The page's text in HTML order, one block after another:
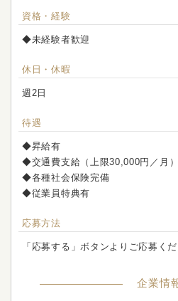
資格・経験
◆未経験者歓迎
休日・休暇
週2日
待遇
◆昇給有
◆交通費支給（上限30,000円／月）
◆各種社会保険完備
◆従業員特典有
応募方法
「応募する」ボタンよりご応募くだ
企業情